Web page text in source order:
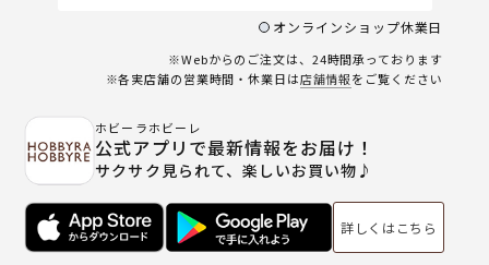
オンラインショップ休業日
※Webからのご注文は、24時間承っております
※各実店舗の営業時間・休業日は店舗情報をご覧ください
ホビーラホビーレ
公式アプリで最新情報をお届け！
サクサク見られて、楽しいお買い物♪
詳しくはこちら